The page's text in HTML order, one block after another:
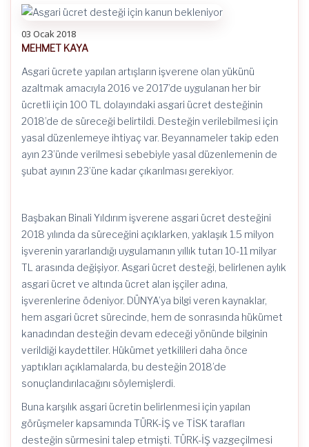
03 Ocak 2018
MEHMET KAYA
Asgari ücrete yapılan artışların işverene olan yükünü
azaltmak amacıyla 2016 ve 2017’de uygulanan her bir
ücretli için 100 TL dolayındaki asgari ücret desteğinin
2018’de de süreceği belirtildi. Desteğin verilebilmesi için
yasal düzenlemeye ihtiyaç var. Beyannameler takip eden
ayın 23’ünde verilmesi sebebiyle yasal düzenlemenin de
şubat ayının 23’üne kadar çıkarılması gerekiyor.
Başbakan Binali Yıldırım işverene asgari ücret desteğini
2018 yılında da süreceğini açıklarken, yaklaşık 1.5 milyon
işverenin yararlandığı uygulamanın yıllık tutarı 10-11 milyar
TL arasında değişiyor. Asgari ücret desteği, belirlenen aylık
asgari ücret ve altında ücret alan işçiler adına,
işverenlerine ödeniyor. DÜNYA’ya bilgi veren kaynaklar,
hem asgari ücret sürecinde, hem de sonrasında hükümet
kanadından desteğin devam edeceği yönünde bilginin
verildiği kaydettiler. Hükümet yetkilileri daha önce
yaptıkları açıklamalarda, bu desteğin 2018’de
sonuçlandırılacağını söylemişlerdi.
Buna karşılık asgari ücretin belirlenmesi için yapılan
görüşmeler kapsamında TÜRK-İŞ ve TİSK tarafları
desteğin sürmesini talep etmişti. TÜRK-İŞ vazgeçilmesi